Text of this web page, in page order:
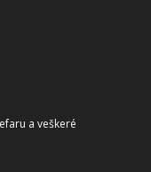
a veškeré